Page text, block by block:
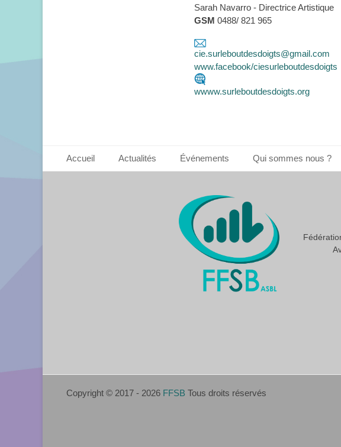
Sarah Navarro - Directrice Artistique
GSM 0488/ 821 965
cie.surleboutdesdoigts@gmail.com
www.facebook/ciesurleboutdesdoigts
wwww.surleboutdesdoigts.org
Footer Menu
Accueil Actualités Événements Qui sommes nous ?
Copyright © 2017 - 2026 FFSB Tous droits réservés